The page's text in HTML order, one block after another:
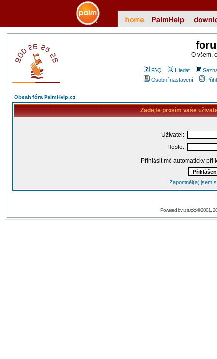
O všem,
FAQ Hledat
Osobní nastavení
Obsah fóra PalmHelp.cz
Zadejte prosím vaše
Uživatel:
Heslo:
Přihlásit mě automaticky při
Zapomněl(a) jsem
Powered byphpBB© 2001,